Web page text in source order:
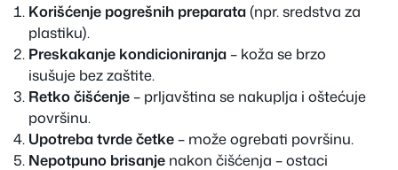
Korišćenje pogrešnih preparata(npr. sredstva za
plastiku).
Preskakanje kondicioniranja– koža se brzo
isušuje bez zaštite.
Retko čišćenje– prljavština se nakuplja i oštećuje
površinu.
Upotreba tvrde četke– može ogrebati površinu.
Nepotpuno brisanje nakon čišćenja – ostaci